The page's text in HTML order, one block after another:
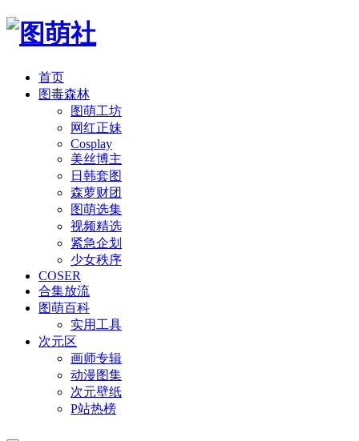
首页
图毒森林
图萌工坊
网红正妹
Cosplay
美丝博主
日韩套图
森萝财团
图萌选集
视频精选
紧急企划
少女秩序
COSER
合集放流
图萌百科
实用工具
次元区
画师专辑
动漫图集
次元壁纸
P站热榜